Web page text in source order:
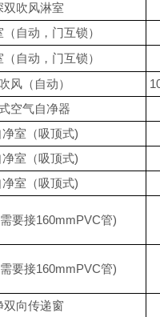
双吹风淋室
自动，门互锁）
自动，门互锁）
风（自动）
空气自净器
室（吸顶式)
室（吸顶式)
室（吸顶式)
要接160mmPVC管)
要接160mmPVC管)
双向传递窗